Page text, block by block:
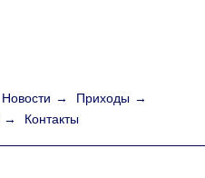
Новости → Приходы →
→ Контакты